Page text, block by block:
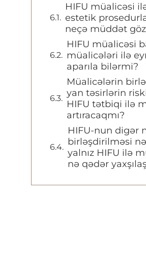
HIFU müalicəsi
estetik
neçə müddət
HIFU müalicəsi
müalicələri ilə
aparıla bilərmi?
Müalicələrin
yan təsirlərin
HIFU tətbiqi ilə
artıracaqmı?
HIFU-nun digər
birləşdirilməsi
yalnız HIFU ilə
nə qədər